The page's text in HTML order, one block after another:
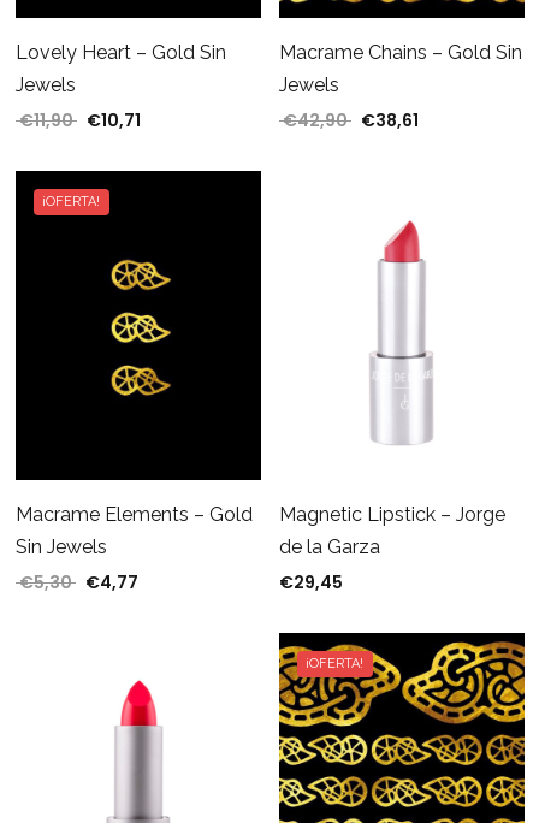
Lovely Heart – Gold Sin
Jewels
€11,90 El precio original era: €11,90.
€10,71El precio actual es: €10,71.
Macrame Chains – Gold Sin
Jewels
€42,90 El precio original era:
€38,61El precio
¡OFERTA!
Macrame Elements – Gold
Sin Jewels
€5,30 El precio original era: €5,30.
€4,77El precio actual es: €4,77.
Magnetic Lipstick – Jorge
de la Garza
€29,45
¡OFERTA!